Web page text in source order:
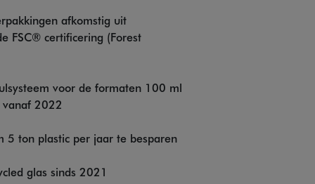
afkomstig uit
FSC® certificering (Forest
voor de formaten 100 ml
2022
5 ton plastic per jaar te besparen
glas sinds 2021